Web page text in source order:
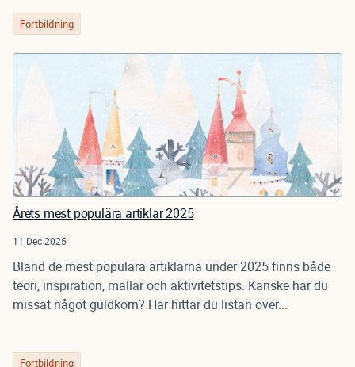
Fortbildning
Årets mest populära artiklar 2025
11 Dec 2025
Bland de mest populära artiklarna under 2025 finns både
teori, inspiration, mallar och aktivitetstips. Kanske har du
missat något guldkorn? Här hittar du listan över...
Fortbildning